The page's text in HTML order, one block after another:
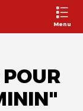
Menu
POUR